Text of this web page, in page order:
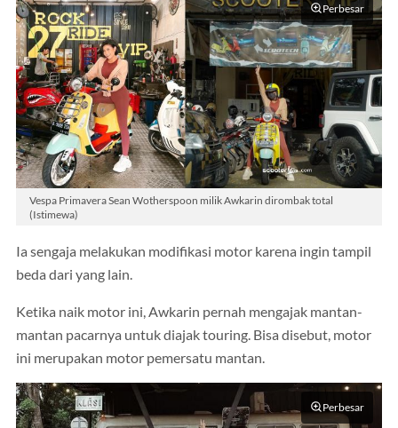
Perbesar
Vespa Primavera Sean Wotherspoon milik Awkarin dirombak total
(Istimewa)
Ia sengaja melakukan modifikasi motor karena ingin tampil
beda dari yang lain.
Ketika naik motor ini, Awkarin pernah mengajak mantan-
mantan pacarnya untuk diajak touring. Bisa disebut, motor
ini merupakan motor pemersatu mantan.
Perbesar